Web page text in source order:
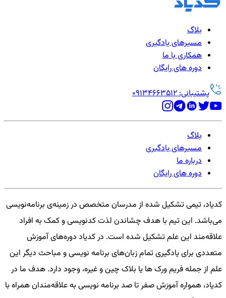
بلاگ
مسیرهای یادگیری
همکاری با ما
دوره های رایگان
پشتیبانی: 09134663512
بلاگ
مسیرهای یادگیری
درباره ما
دوره های رایگان
کدیاد، تیمی تشکیل شده از مدرسان متخصص در زمینه‌ی برنامه‌نویسی
می‌باشد. این تیم با هدف چشاندن لذت کدنویسی و کمک به افراد
علاقه‌مند این علم تشکیل شده است. در کدیاد دوره‌های آموزش
متعددی برای یادگیری تمام زبان‌های برنامه نویسی و مباحث دیگر این
علم از جمله فریم ورک ها یا بلاک چین و غیره، وجود دارد. هدف ما در
کدیاد، همواره آموزش صفر تا صد برنامه نویسی به علاقه‌مندان همراه با